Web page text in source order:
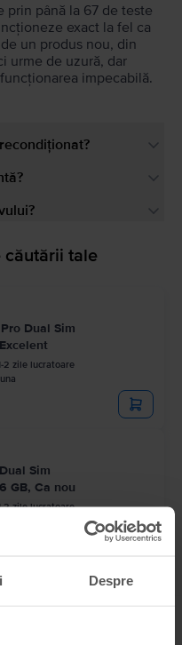
Despre
până la 67 de teste
exact la fel ca
un produs nou, din
urme de uzură, dar
impecabilă.
căutării tale
Dual Sim
2 zile lucratoare
Sim
GB, Ca nou
2 zile lucratoare